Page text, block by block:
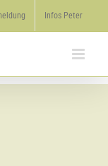
Infos Peter